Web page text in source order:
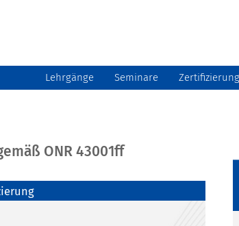
Lehrgänge Seminare Zertifizierung
ONR 43001ff